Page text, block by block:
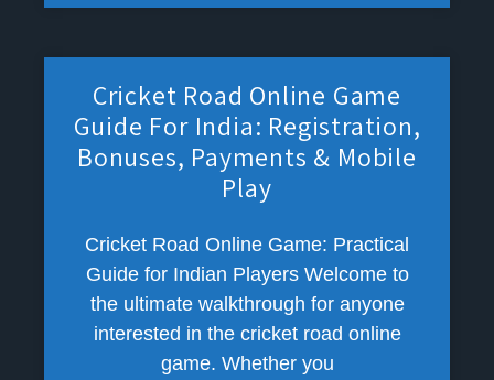
Cricket Road Online Game
Guide For India: Registration,
Bonuses, Payments & Mobile
Play
Cricket Road Online Game: Practical
Guide for Indian Players Welcome to
the ultimate walkthrough for anyone
interested in the cricket road online
game. Whether you